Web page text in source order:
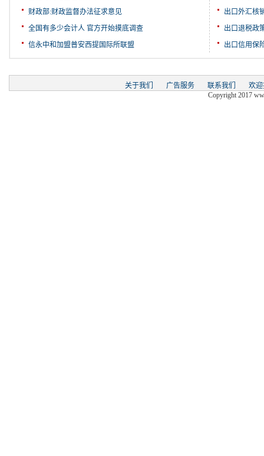
财政部:财政监督办法征求意见
全国有多少会计人 官方开始摸底调查
信永中和加盟普安西提国际所联盟
出口外汇核
出口退税政
出口信用保
关于我们 广告服务 联系我们
欢
Copyright 2017